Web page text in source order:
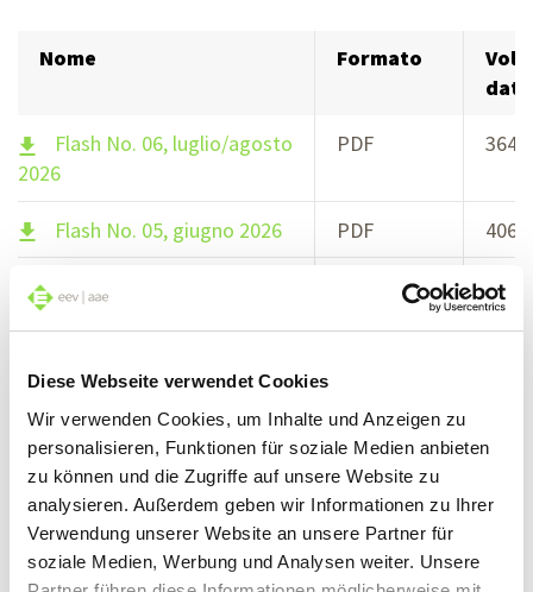
Diese Webseite verwendet Cookies
Wir verwenden Cookies, um Inhalte und Anzeigen zu
personalisieren, Funktionen für soziale Medien anbieten
zu können und die Zugriffe auf unsere Website zu
analysieren. Außerdem geben wir Informationen zu Ihrer
Verwendung unserer Website an unsere Partner für
soziale Medien, Werbung und Analysen weiter. Unsere
Nome Formato
dati
Flash No. 06, luglio/agosto
2026
PDF
Flash No. 05, giugno 2026 PDF
Flash No. 04, maggio 2026
Flash No. 01,
gennaio/febbraio 2026
PDF
Flash No. 10, dicembre
2025
PDF